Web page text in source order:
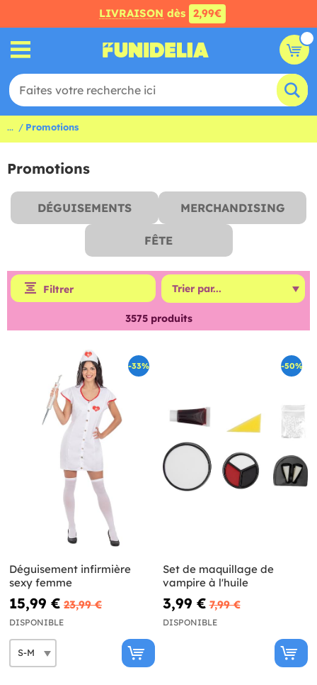
LIVRAISON dès 2,99€
... Promotions
Promotions
DÉGUISEMENTS MERCHANDISING
FÊTE
Filtrer
3575produits
-33%
Déguisement infirmière
sexy femme
15,99 € 23,99 €
DISPONIBLE
-50%
Set de maquillage de
vampire à l'huile
3,99 € 7,99 €
DISPONIBLE